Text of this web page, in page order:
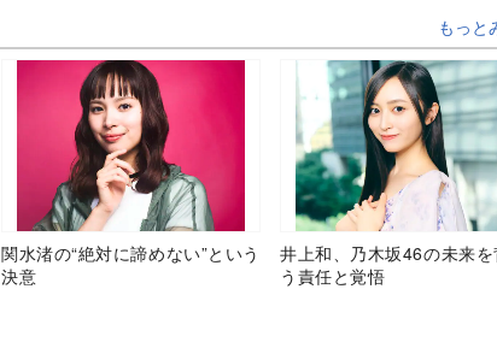
もっと
関水渚の“絶対に諦めない”という
決意
井上和、乃木坂46の未来を
う責任と覚悟